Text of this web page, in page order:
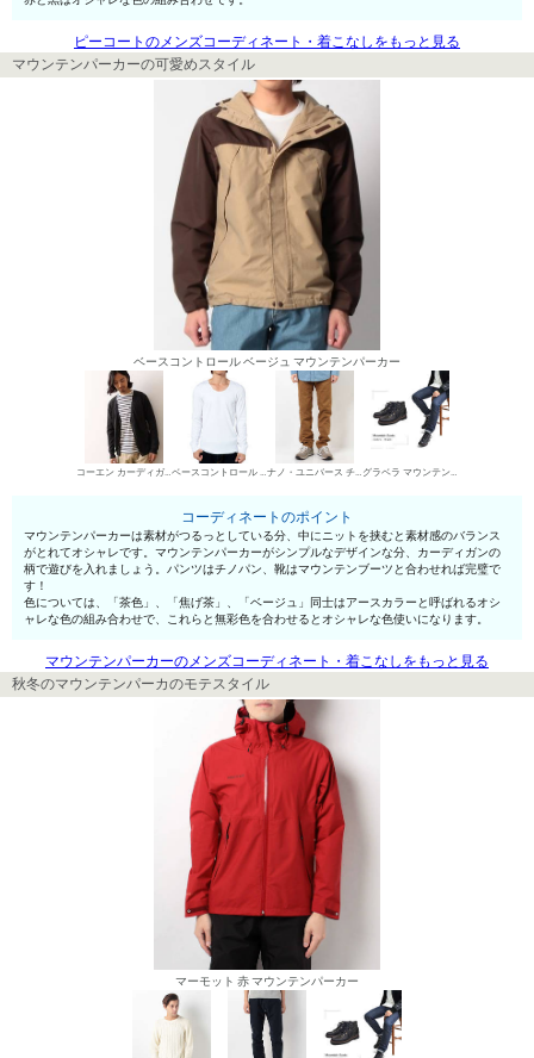
ピーコートのメンズコーディネート・着こなしをもっと見る
マウンテンパーカーの可愛めスタイル
ベースコントロール ベージュ マウンテンパーカー
コーエン カーディガン ベースコントロール UネックTシャツ ナノ・ユニバース チノパン・綿パン グラベラ マウンテンブーツ
コーディネートのポイント
マウンテンパーカーは素材がつるっとしている分、中にニットを挟むと素材感のバランス
がとれてオシャレです。マウンテンパーカーがシンプルなデザインな分、カーディガンの
柄で遊びを入れましょう。パンツはチノパン、靴はマウンテンブーツと合わせれば完璧で
す！
色については、「茶色」、「焦げ茶」、「ベージュ」同士はアースカラーと呼ばれるオシ
ャレな色の組み合わせで、これらと無彩色を合わせるとオシャレな色使いになります。
マウンテンパーカーのメンズコーディネート・着こなしをもっと見る
秋冬のマウンテンパーカのモテスタイル
マーモット 赤 マウンテンパーカー